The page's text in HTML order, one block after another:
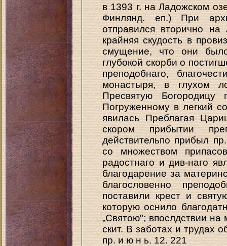
в 1393 г. на Ладожском
Финлянд. еп.) При
отправился вторично
крайняя скудость в
смущение, что они
глубокой скорби о
преподобнаго,
монастыря, в глухом
Пресвятую
Погруженному в легкий
явилась Преблагая
скором прибытии
действительпо прибыл
со множеством
радостнаго и див-наго
благодарение за
благословенно
поставили крест и
которую оснило
„Святою"; впослдствии на
скит. В заботах и трудах
пр. и ю н ь. 12. 221